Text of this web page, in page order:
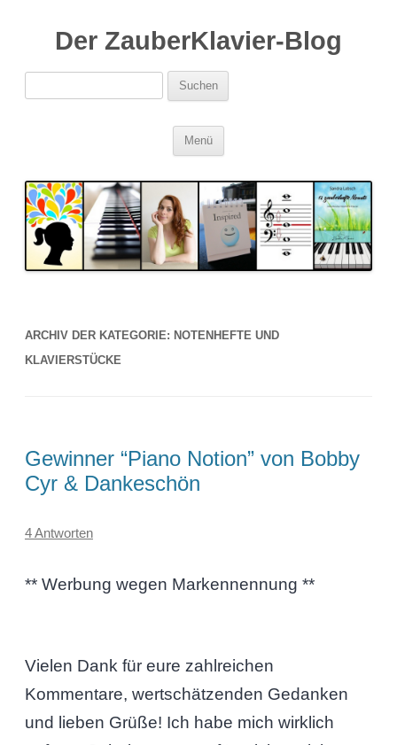
Der ZauberKlavier-Blog
Suchen
nach:
Menü
ARCHIV DER KATEGORIE: NOTENHEFTE UND
KLAVIERSTÜCKE
Gewinner “Piano Notion” von Bobby
Cyr & Dankeschön
4 Antworten
** Werbung wegen Markennennung **
Vielen Dank für eure zahlreichen
Kommentare, wertschätzenden Gedanken
und lieben Grüße! Ich habe mich wirklich